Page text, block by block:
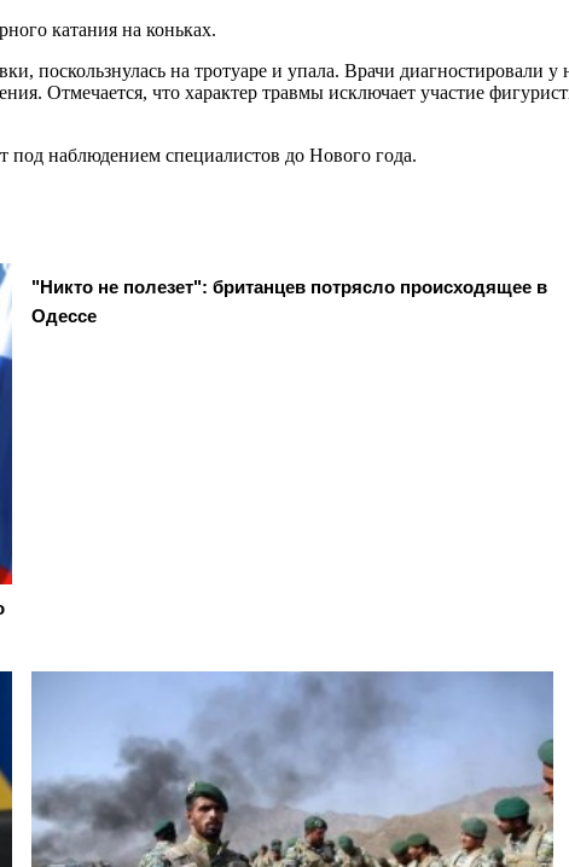
катания на коньках.
поскользнулась на тротуаре и упала. Врачи диагностировали у
Отмечается, что характер травмы исключает участие
наблюдением специалистов до Нового года.
"Никто не полезет": британцев потрясло происходящее в
Одессе